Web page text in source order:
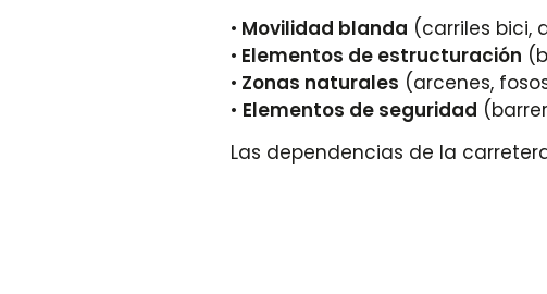
• Movilidad blanda (carriles bici,
• Elementos de estructuración
• Zonas naturales (arcenes,
• Elementos de seguridad
Las dependencias de la